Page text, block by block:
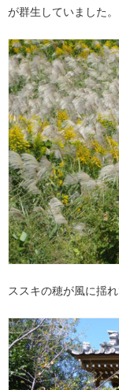
が群生していました。
ススキの穂が風に揺